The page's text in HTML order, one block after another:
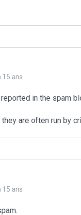
15 ans
in the spam
are often run by
15 ans